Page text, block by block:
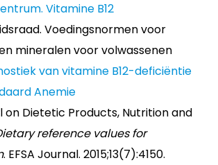
Vitamine B12
Voedingsnormen voor
mineralen voor volwassenen
van vitamine B12-deficiëntie
Anemie
on Dietetic Products, Nutrition and
reference values for
. EFSA Journal. 2015;13(7):4150.